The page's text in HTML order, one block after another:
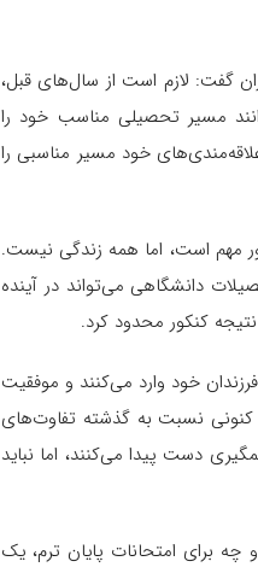
گفت: لازم است از سال‌های قبل،
مسیر تحصیلی مناسب خود را
خود مسیر مناسبی را
مهم است، اما همه زندگی نیست.
دانشگاهی می‌تواند در آینده
کنکور محدود کرد.
خود وارد می‌کنند و موفقیت
کنونی نسبت به گذشته تفاوت‌های
دست پیدا می‌کنند، اما نباید
برای امتحانات پایان ترم، یک